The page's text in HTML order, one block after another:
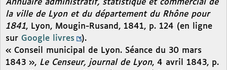
Annuaire administratif, statistique et commercial de
la ville de Lyon et du département du Rhône pour
1841, Lyon, Mougin-Rusand, 1841, p. 124 (en ligne
sur Google livres
).
« Conseil municipal de Lyon. Séance du 30 mars
1843 », Le Censeur, journal de Lyon, 4 avril 1843, p.